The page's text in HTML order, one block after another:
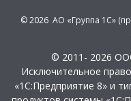
© 2026 АО «Группа 1С»
© 2011- 2026
Исключительное
«1С:Предприятие 8» и